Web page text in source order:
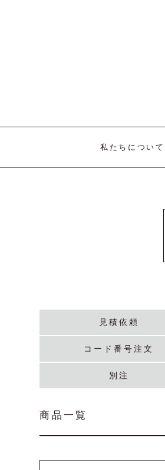
私たちについて
見積依頼
コード番号注文
別注
商品一覧